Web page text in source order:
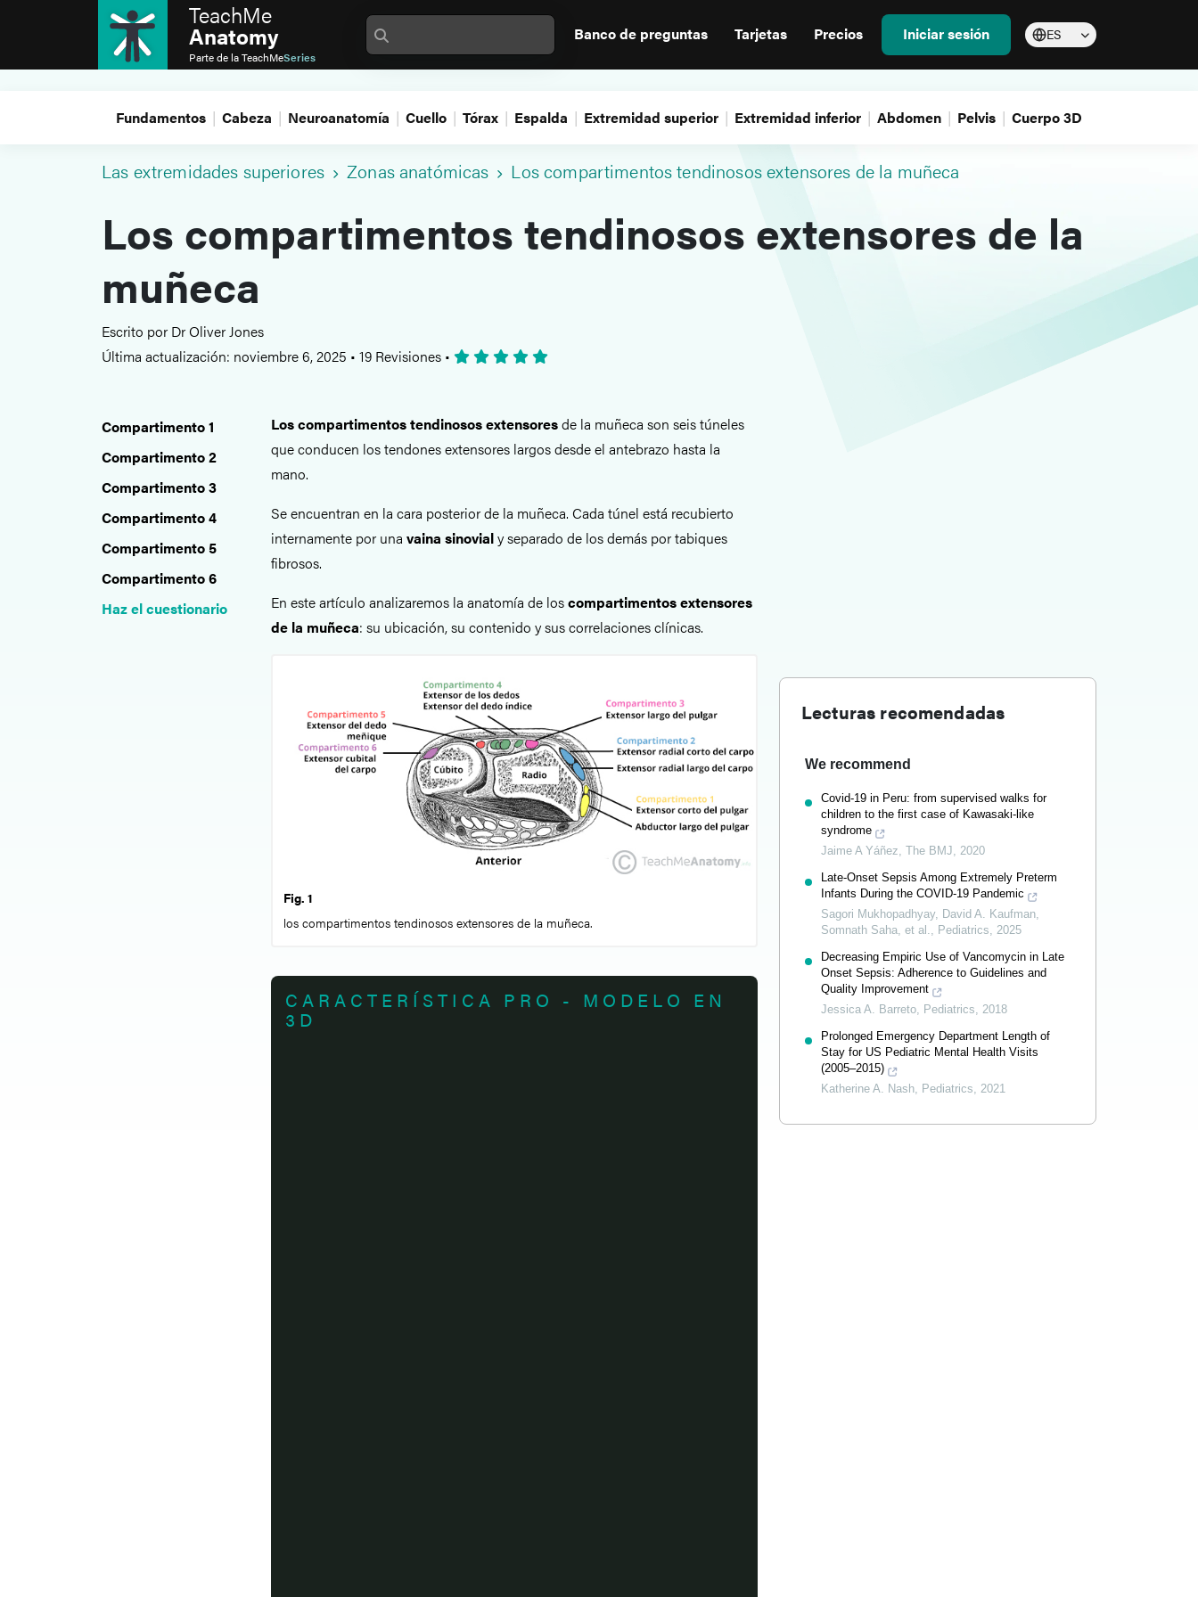
TeachMe
Anatomy
Parte de laTeachMeSeries
Banco de preguntas Tarjetas Precios Iniciar sesión ES
Fundamentos Cabeza Neuroanatomía Cuello Tórax Espalda Extremidad superior Extremidad inferior Abdomen Pelvis Cuerpo 3D
Las extremidades superiores Zonas anatómicas Los compartimentos tendinosos extensores de la muñeca
Los compartimentos tendinosos extensores de la
muñeca
Escrito por Dr Oliver Jones
Última actualización: noviembre 6, 2025 • 19 Revisiones •
Compartimento 1
Compartimento 2
Compartimento 3
Compartimento 4
Compartimento 5
Compartimento 6
Haz el cuestionario
Los compartimentos tendinosos extensoresde la muñeca son seis túneles
que conducen los tendones extensores largos desde el antebrazo hasta la
mano.
Se encuentran en la cara posterior de la muñeca. Cada túnel está recubierto
internamente por una vaina sinovialy separado de los demás por tabiques
fibrosos.
En este artículo analizaremos la anatomía de loscompartimentos extensores
de la muñeca: su ubicación, su contenido y sus correlaciones clínicas.
Fig. 1
los compartimentos tendinosos extensores de la muñeca.
CARACTERÍSTICA PRO - MODELO EN
3D
Lecturas recomendadas
We recommend
Covid-19 in Peru: from supervised walks for
children to the first case of Kawasaki-like
syndrome
Jaime A Yáñez, The BMJ, 2020
Late-Onset Sepsis Among Extremely Preterm
Infants During the COVID-19 Pandemic
Sagori Mukhopadhyay, David A. Kaufman,
Somnath Saha, et al., Pediatrics, 2025
Decreasing Empiric Use of Vancomycin in Late
Onset Sepsis: Adherence to Guidelines and
Quality Improvement
Jessica A. Barreto, Pediatrics, 2018
Prolonged Emergency Department Length of
Stay for US Pediatric Mental Health Visits
(2005–2015)
Katherine A. Nash, Pediatrics, 2021